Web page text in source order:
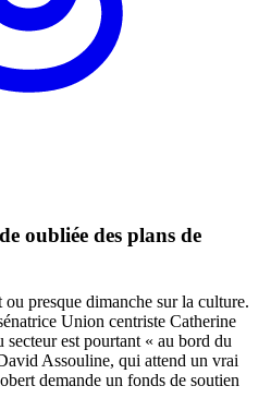
oubliée des plans de
presque dimanche sur la culture.
Union centriste Catherine
est pourtant « au bord du
Assouline, qui attend un vrai
demande un fonds de soutien